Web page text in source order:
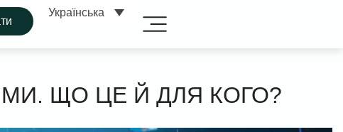
Українська
ЩО ЦЕ Й ДЛЯ КОГО?